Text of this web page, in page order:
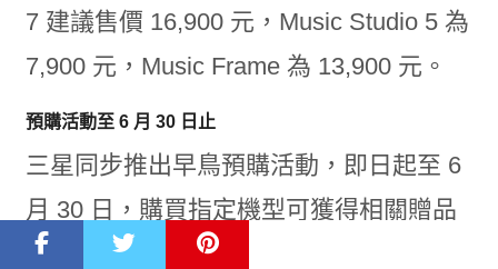
7 建議售價 16,900 元，Music Studio 5 為
7,900 元，Music Frame 為 13,900 元。
預購活動至 6 月 30 日止
三星同步推出早鳥預購活動，即日起至 6
月 30 日，購買指定機型可獲得相關贈品
或延長保固。